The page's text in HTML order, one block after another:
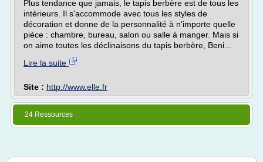
Plus tendance que jamais, le tapis berbère est de tous les
intérieurs. Il s'accommode avec tous les styles de
décoration et donne de la personnalité à n'importe quelle
pièce : chambre, bureau, salon ou salle à manger. Mais si
on aime toutes les déclinaisons du tapis berbère, Beni...
Lire la suite
Site : http://www.elle.fr
24 Ressources